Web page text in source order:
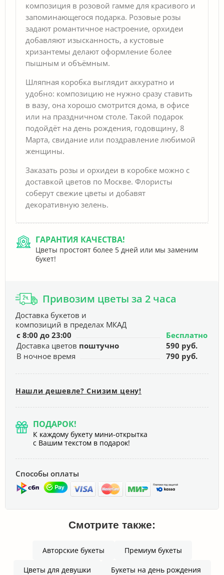
композиция в розовой гамме для красивого и
запоминающегося подарка. Розовые розы
задают романтичное настроение, орхидеи
добавляют изысканность, а кустовые
хризантемы делают оформление более
пышным и объёмным.
Шляпная коробка выглядит аккуратно и
удобно: композицию не нужно сразу ставить
в вазу, она хорошо смотрится дома, в офисе
или на праздничном столе. Такой подарок
подойдёт на день рождения, годовщину, 8
Марта, свидание или поздравление любимой
женщины.
Заказать розы и орхидеи в коробке можно с
доставкой цветов по Москве. Флористы
соберут свежие цветы и добавят
декоративную зелень.
ГАРАНТИЯ КАЧЕСТВА!
Цветы простоят более 5 дней или мы заменим
букет!
Привозим цветы за 2 часа
Доставка букетов и
композиций в пределах МКАД
с 8:00 до 23:00
Бесплатно
Доставка цветов поштучно
590 руб.
В ночное время
790 руб.
Нашли дешевле? Снизим цену!
ПОДАРОК!
К каждому букету мини-открытка
с Вашим текстом в подарок!
Способы оплаты
Смотрите также:
Авторские букеты Премиум букеты
Цветы для девушки Букеты на день рождения